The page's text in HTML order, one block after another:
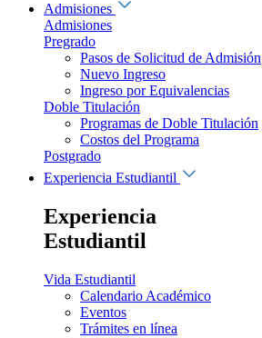
Admisiones
Admisiones
Pregrado
Pasos de Solicitud de Admisión
Nuevo Ingreso
Ingreso por Equivalencias
Doble Titulación
Programas de Doble Titulación
Costos del Programa
Postgrado
Experiencia Estudiantil
Experiencia
Estudiantil
Vida Estudiantil
Calendario Académico
Eventos
Trámites en línea